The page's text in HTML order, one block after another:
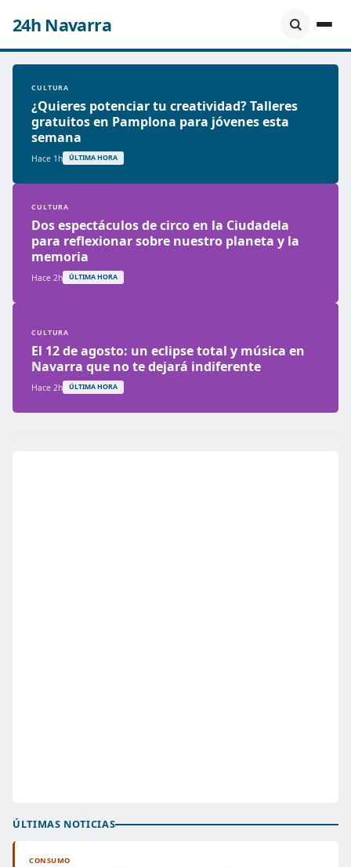
24h Navarra
CULTURA
¿Quieres potenciar tu creatividad? Talleres
gratuitos en Pamplona para jóvenes esta
semana
Hace 1h ÚLTIMA HORA
CULTURA
Dos espectáculos de circo en la Ciudadela
para reflexionar sobre nuestro planeta y la
memoria
Hace 2h ÚLTIMA HORA
CULTURA
El 12 de agosto: un eclipse total y música en
Navarra que no te dejará indiferente
Hace 2h ÚLTIMA HORA
ÚLTIMAS NOTICIAS
CONSUMO